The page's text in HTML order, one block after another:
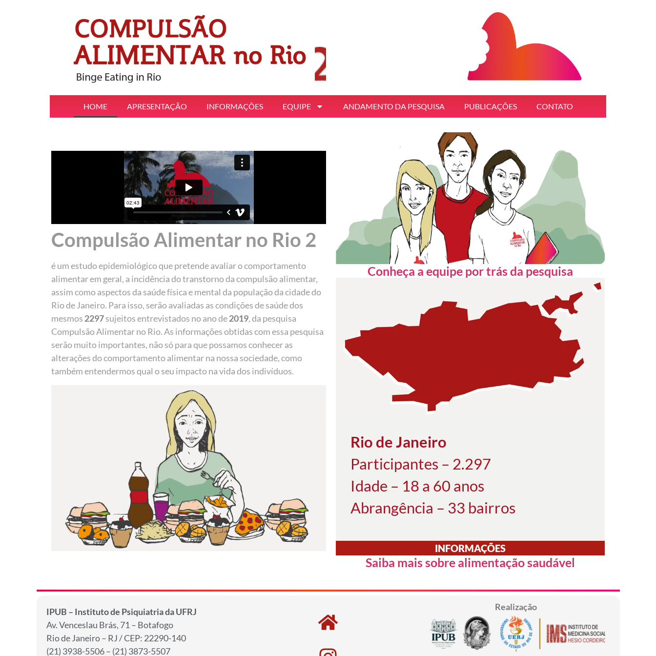
HOME APRESENTAÇÃO INFORMAÇÕES EQUIPE ANDAMENTO DA PESQUISA PUBLICAÇÕES CONTATO
Compulsão Alimentar no Rio 2
é um estudo epidemiológico que pretende avaliar o comportamento
alimentar em geral, a incidência do transtorno da compulsão alimentar,
assim como aspectos da saúde física e mental da população da cidade do
Rio de Janeiro. Para isso, serão avaliadas as condições de saúde dos
mesmos 2297sujeitos entrevistados no ano de2019, da pesquisa
Compulsão Alimentar no Rio. As informações obtidas com essa pesquisa
serão muito importantes, não só para que possamos conhecer as
alterações do comportamento alimentar na nossa sociedade, como
também entendermos qual o seu impacto na vida dos indivíduos.
Conheça a equipe por trás da pesquisa
Rio de Janeiro
Participantes – 2.297
Idade – 18 a 60 anos
Abrangência – 33 bairros
INFORMAÇÕES
Saiba mais sobre alimentação saudável
IPUB – Instituto de Psiquiatria da UFRJ
Av. Venceslau Brás, 71 – Botafogo
Rio de Janeiro – RJ / CEP: 22290-140
(21) 3938-5506 – (21) 3873-5507
Realização